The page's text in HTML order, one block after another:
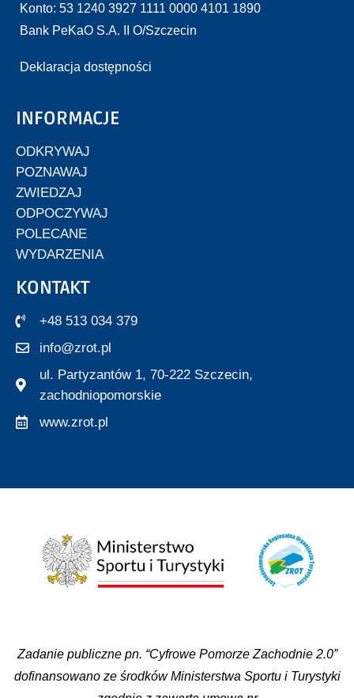
Konto: 53 1240 3927 1111 0000 4101 1890
Bank PeKaO S.A. II O/Szczecin
Deklaracja dostępności
INFORMACJE
ODKRYWAJ
POZNAWAJ
ZWIEDZAJ
ODPOCZYWAJ
POLECANE
WYDARZENIA
KONTAKT
+48 513 034 379
info@zrot.pl
ul. Partyzantów 1, 70-222 Szczecin,
zachodniopomorskie
www.zrot.pl
Zadanie publiczne pn. “Cyfrowe Pomorze Zachodnie 2.0”
dofinansowano ze środków Ministerstwa Sportu i Turystyki